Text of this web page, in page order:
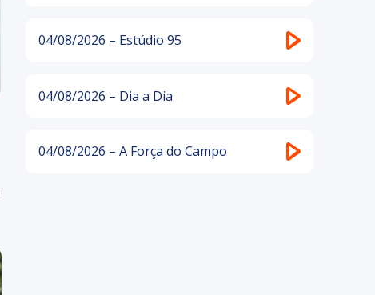
04/08/2026 – Estúdio 95
04/08/2026 – Dia a Dia
04/08/2026 – A Força do Campo